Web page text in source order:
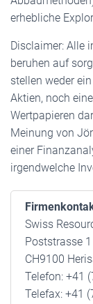
erhebliche
Disclaimer: Alle
beruhen auf
stellen weder
Aktien, noch
Wertpapieren
Meinung von
einer
irgendwelche
Swiss
Poststrasse 1
CH9100
Telefon: +41
Telefax: +41